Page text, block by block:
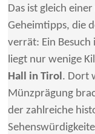
Das ist gleich
Geheimtipps, die
verrät: Ein
liegt nur wenige
Hall in Tirol. Dort
Münzprägung
der zahlreiche